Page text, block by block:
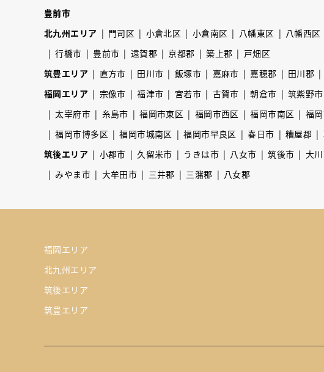
豊前市
北九州エリア
門司区 小倉北区 小倉南区 八幡東区 八幡西区
行橋市
豊前市 遠賀郡 京都郡 築上郡
戸畑区
筑豊エリア
直方市 田川市 飯塚市 嘉麻市 嘉穂郡 田川郡
福岡エリア
宗像市 福津市 宮若市 古賀市 朝倉市 筑紫野市
太宰府市
糸島市 福岡市東区 福岡市西区 福岡市南区
福
福岡市博多区
福岡市城南区 福岡市早良区 春日市 糟屋郡
筑後エリア
小郡市 久留米市 うきは市 八女市 筑後市 大
みやま市
大牟田市 三井郡 三潴郡 八女郡
福岡エリア
北九州エリア
筑後エリア
筑豊エリア